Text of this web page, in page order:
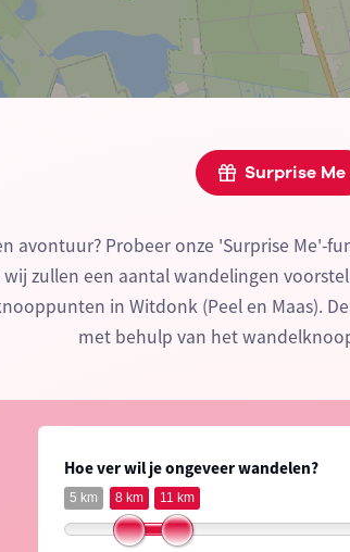
Surprise Me
avontuur? Probeer onze 'Surprise Me'-
wij zullen een aantal wandelingen
in Witdonk (Peel en Maas).
met behulp van het
Hoe ver wil je ongeveer wandelen?
5 km 8 km 11 km